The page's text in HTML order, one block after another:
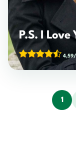
P.S. I Love
1